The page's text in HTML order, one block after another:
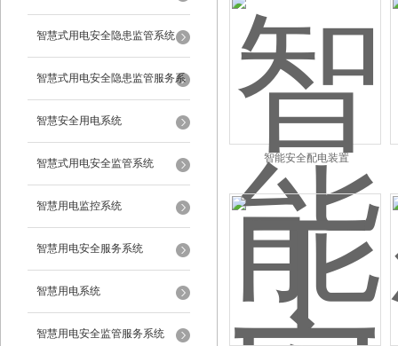
智慧式用电安全隐患监管系统
智慧式用电安全隐患监管服务系
统
智慧安全用电系统
智慧式用电安全监管系统
智慧用电监控系统
智慧用电安全服务系统
智慧用电系统
智慧用电安全监管服务系统
智能安全配电装置